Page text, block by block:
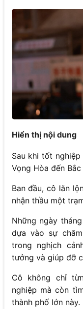
Hiển thị nội dung
Sau khi tốt
Vọng Hòa đến Bắc
Ban đầu, cô lăn
nhận thầu một
Những ngày
dựa vào sự
trong nghịch
tưởng và giúp đỡ
Cô không chỉ
nghiệp mà còn
thành phố lớn này.